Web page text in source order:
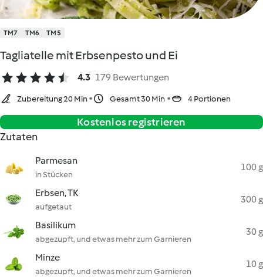
TM7 TM6 TM5
Tagliatelle mit Erbsenpesto und Ei
4.3 179 Bewertungen
Zubereitung 20 Min Gesamt 30 Min 4 Portionen
Kostenlos registrieren
Zutaten
Parmesan
in Stücken
100 g
Erbsen, TK
aufgetaut
300 g
Basilikum
abgezupft, und etwas mehr zum Garnieren
30 g
Minze
abgezupft, und etwas mehr zum Garnieren
10 g